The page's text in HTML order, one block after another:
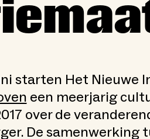
starten Het Nieuwe
een meerjarig
over de
De